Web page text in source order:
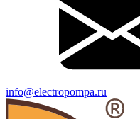
info@electropompa.ru